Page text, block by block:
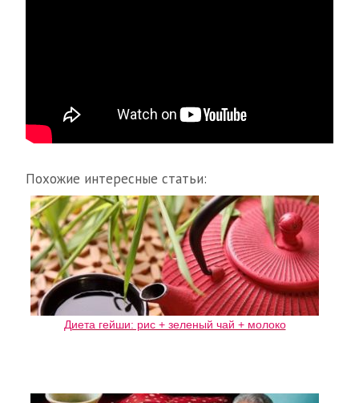
Похожие интересные статьи:
Диета гейши: рис + зеленый чай + молоко